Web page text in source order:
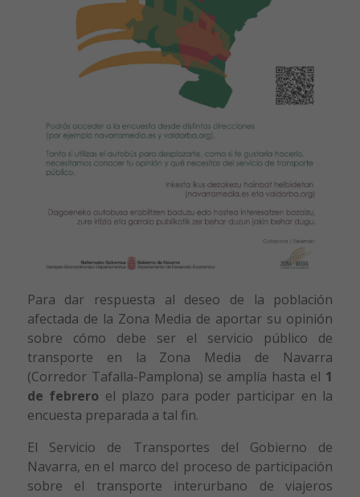
Para dar respuesta al deseo de la población
afectada de la Zona Media de aportar su opinión
sobre cómo debe ser el servicio público de
transporte en la Zona Media de Navarra
(Corredor Tafalla-Pamplona) se amplía hasta el 1
de febrero el plazo para poder participar en la
encuesta preparada a tal fin.
El Servicio de Transportes del Gobierno de
Navarra, en el marco del proceso de participación
sobre el transporte interurbano de viajeros